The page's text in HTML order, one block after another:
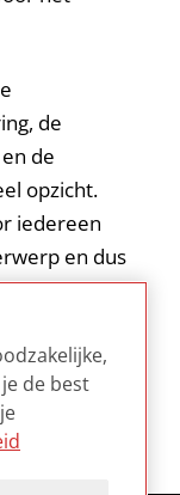
de
de
opzicht.
iedereen
en dus
zijn
de best